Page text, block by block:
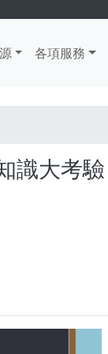
各項服務
識大考驗